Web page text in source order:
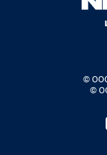
© ООО
©